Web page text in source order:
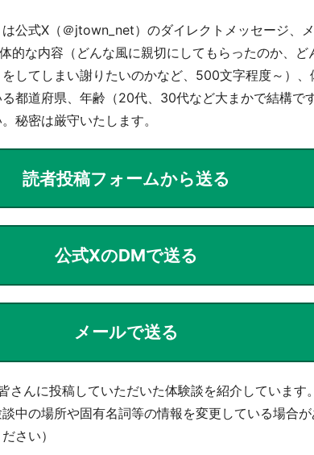
公式X（＠jtown_net）のダイレクトメッセージ、
的な内容（どんな風に親切にしてもらったのか、ど
してしまい謝りたいのかなど、500文字程度～）、
都道府県、年齢（20代、30代など大まかで結構で
秘密は厳守いたします。
読者投稿フォームから送る
公式XのDMで送る
メールで送る
さんに投稿していただいた体験談を紹介しています
中の場所や固有名詞等の情報を変更している場合
さい）